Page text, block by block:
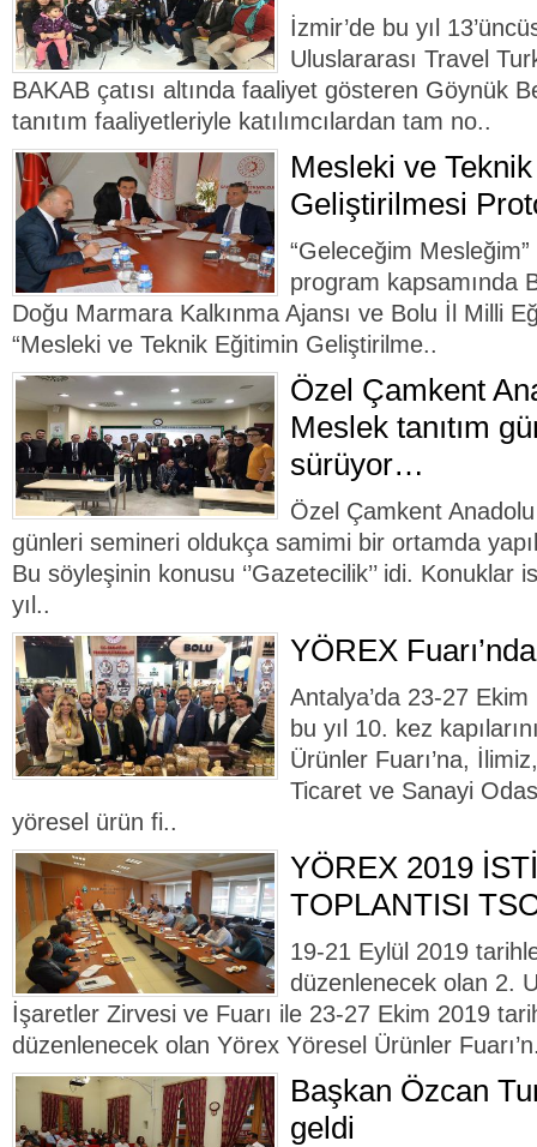
İzmir’de bu yıl
Uluslararası Travel
BAKAB çatısı altında faaliyet gösteren Göynük
tanıtım faaliyetleriyle katılımcılardan tam no..
Mesleki ve
Geliştirilmesi
“Geleceğim
program kapsamında
Doğu Marmara Kalkınma Ajansı ve Bolu İl Milli
“Mesleki ve Teknik Eğitimin Geliştirilme..
Özel Çamkent
Meslek tanıtım
sürüyor…
Özel Çamkent
günleri semineri oldukça samimi bir ortamda
Bu söyleşinin konusu ‘’Gazetecilik’’ idi. Konuklar
yıl..
YÖREX
Antalya’da 23-27
bu yıl 10. kez
Ürünler Fuarı’na,
Ticaret ve Sanayi
yöresel ürün fi..
YÖREX 2019
TOPLANTISI
19-21 Eylül 2019
düzenlenecek olan 2.
İşaretler Zirvesi ve Fuarı ile 23-27 Ekim 2019
düzenlenecek olan Yörex Yöresel Ürünler
Başkan Özcan
geldi